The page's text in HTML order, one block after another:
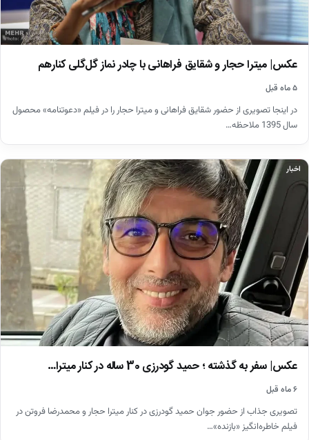
عکس| میترا حجار و شقایق فراهانی با چادر نماز گل‌گلی کنارهم
۵ ماه قبل
در اینجا تصویری از حضور شقایق فراهانی و میترا حجار را در فیلم «دعوتنامه» محصول
سال 1395 ملاحظه…
اخبار
عکس| سفر به گذشته ؛ حمید گودرزی 30 ساله در کنار میترا…
۶ ماه قبل
تصویری جذاب از حضور جوان حمید گودرزی در کنار میترا حجار و محمدرضا فروتن در
فیلم خاطره‌انگیز «بازنده»…